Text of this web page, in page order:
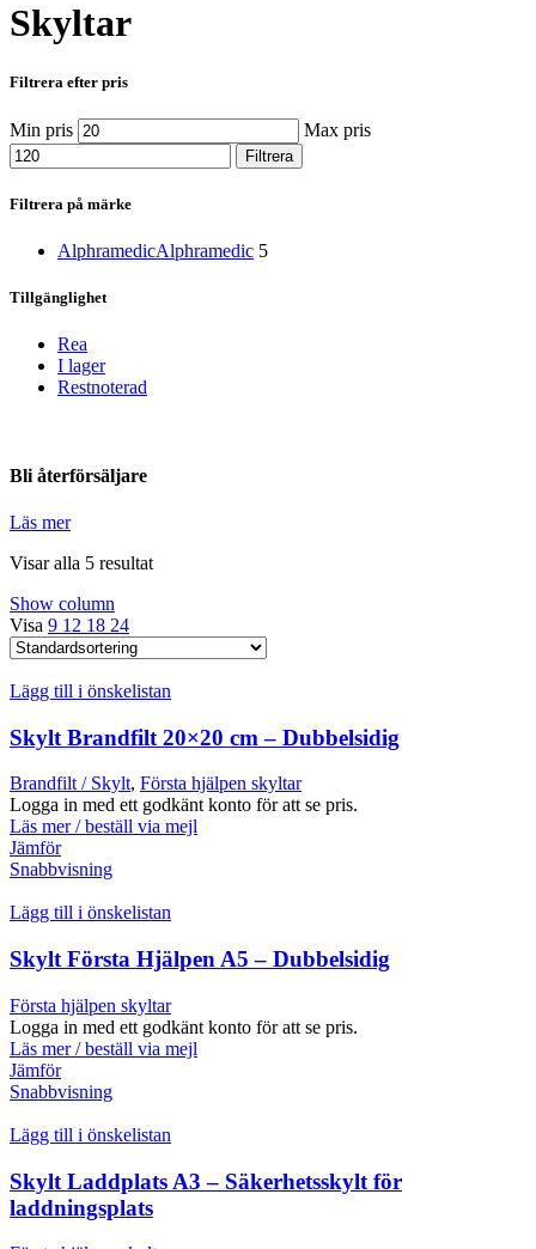
Skyltar
Filtrera efter pris
Min pris Max pris
Filtrera
Filtrera på märke
AlphramedicAlphramedic 5
Tillgänglighet
Rea
I lager
Restnoterad
Bli återförsäljare
Läs mer
Visar alla 5 resultat
Show column
Visa 9 12 18 24
Lägg till i önskelistan
Skylt Brandfilt 20×20 cm – Dubbelsidig
Brandfilt / Skylt, Första hjälpen skyltar
Logga in med ett godkänt konto för att se pris.
Läs mer / beställ via mejl
Jämför
Snabbvisning
Lägg till i önskelistan
Skylt Första Hjälpen A5 – Dubbelsidig
Första hjälpen skyltar
Logga in med ett godkänt konto för att se pris.
Läs mer / beställ via mejl
Jämför
Snabbvisning
Lägg till i önskelistan
Skylt Laddplats A3 – Säkerhetsskylt för
laddningsplats